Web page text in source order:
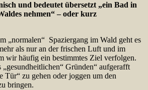
und bedeutet übersetzt „ein Bad in
nehmen“ – oder kurz
„normalen“ Spaziergang im Wald geht es
als nur an der frischen Luft und im
wir häufig ein bestimmtes Ziel verfolgen.
„gesundheitlichen“ Gründen“ aufgerafft
Tür“ zu gehen oder joggen um den
bringen.